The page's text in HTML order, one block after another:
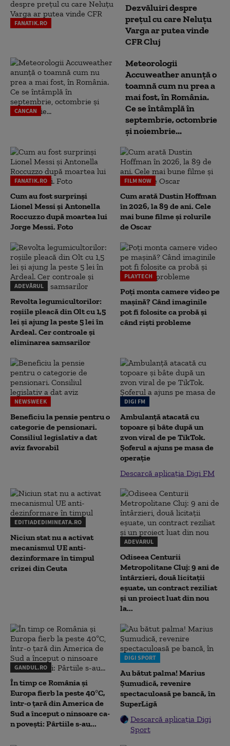
FANATIK.RO
Dezvăluiri despre
prețul cu care Neluțu
Varga ar putea vinde
CFR Cluj
CANCAN
Meteorologii
Accuweather anunță o
toamnă cum nu prea a
mai fost, în România.
Ce se întâmplă în
septembrie, octombrie
și noiembrie...
FANATIK.RO
Cum au fost surprinși
Lionel Messi și Antonella
Roccuzzo după moartea lui
Jorge Messi. Foto
FILM NOW
Cum arată Dustin Hoffman
în 2026, la 89 de ani. Cele
mai bune filme și rolurile
de Oscar
ADEVĂRUL
Revolta legumicultorilor:
roșiile pleacă din Olt cu 1,5
lei și ajung la peste 5 lei în
Ardeal. Cer controale și
eliminarea samsarilor
PLAYTECH
Poți monta camere video pe
mașină? Când imaginile
pot fi folosite ca probă și
când riști probleme
NEWSWEEK
Beneficiu la pensie pentru o
categorie de pensionari.
Consiliul legislativ a dat
aviz favorabil
DIGI FM
Ambulanță atacată cu
topoare și bâte după un
zvon viral de pe TikTok.
Șoferul a ajuns pe masa de
operație
Descarcă aplicația Digi FM
EDITIADEDIMINEATA.RO
Niciun stat nu a activat
mecanismul UE anti-
dezinformare în timpul
crizei din Ceuta
ADEVARUL
Odiseea Centurii
Metropolitane Cluj: 9 ani de
întârzieri, două licitații
eșuate, un contract reziliat
și un proiect luat din nou
la...
GANDUL.RO
În timp ce România și
Europa fierb la peste 40°C,
într-o țară din America de
Sud a început o ninsoare ca-
n povești: Pârtiile s-au...
DIGI SPORT
Au bătut palma! Marius
Șumudică, revenire
spectaculoasă pe bancă, în
SuperLigă
Descarcă aplicația Digi
Sport